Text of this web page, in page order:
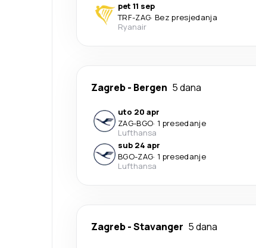
pet 11 sep
TRF-ZAG· Bez presjedanja
Ryanair
Zagreb- Bergen 5 dana
uto 20 apr
ZAG-BGO· 1 presedanje
Lufthansa
sub 24 apr
BGO-ZAG· 1 presedanje
Lufthansa
Zagreb-Stavanger 5 dana